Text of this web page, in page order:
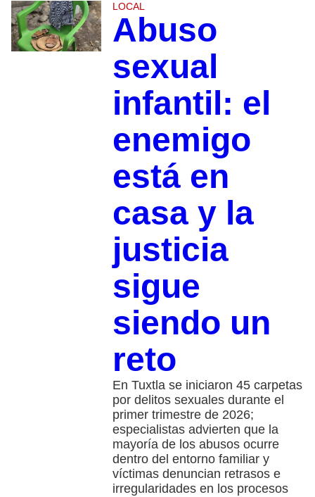
LOCAL
Abuso
sexual
infantil: el
enemigo
está en
casa y la
justicia
sigue
siendo un
reto
En Tuxtla se iniciaron 45 carpetas
por delitos sexuales durante el
primer trimestre de 2026;
especialistas advierten que la
mayoría de los abusos ocurre
dentro del entorno familiar y
víctimas denuncian retrasos e
irregularidades en los procesos